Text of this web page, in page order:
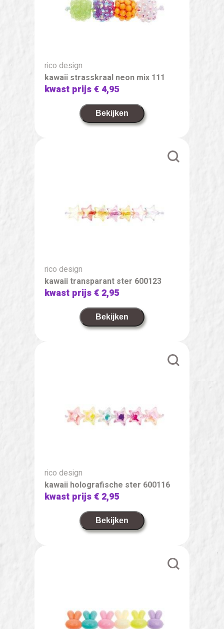
rico design
kawaii strasskraal neon mix 111
kwast prijs€ 4,95
Bekijken
rico design
kawaii transparant ster 600123
kwast prijs€ 2,95
Bekijken
rico design
kawaii holografische ster 600116
kwast prijs€ 2,95
Bekijken